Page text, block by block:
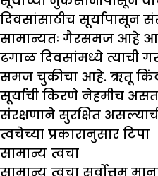
दिवसांसाठीच सूर्यापासून
सामान्यतः गैरसमज आहे
ढगाळ दिवसांमध्ये त्याची
समज चुकीचा आहे. ऋतू
सूर्याची किरणे नेहमीच
संरक्षणाने सुरक्षित
त्वचेच्या प्रकारानुसार टिपा
सामान्य त्वचा
सामान्य त्वचा सर्वोत्तम